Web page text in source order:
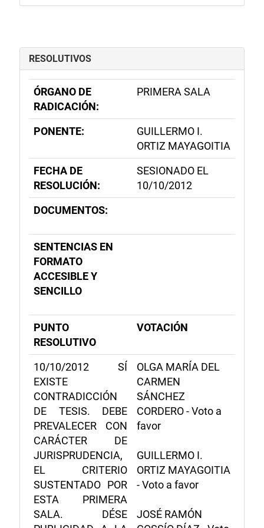
RESOLUTIVOS
ÓRGANO DE
RADICACIÓN:
PRIMERA SALA
PONENTE:
GUILLERMO I.
ORTIZ MAYAGOITIA
FECHA DE
RESOLUCIÓN:
SESIONADO EL
10/10/2012
DOCUMENTOS:
SENTENCIAS EN
FORMATO
ACCESIBLE Y
SENCILLO
PUNTO
RESOLUTIVO
VOTACIÓN
10/10/2012 SÍ
EXISTE
CONTRADICCIÓN
DE TESIS. DEBE
PREVALECER CON
CARÁCTER DE
JURISPRUDENCIA,
EL CRITERIO
SUSTENTADO POR
ESTA PRIMERA
SALA. DÉSE
OLGA MARÍA DEL
CARMEN
SÁNCHEZ
CORDERO - Voto a
favor
GUILLERMO I.
ORTIZ MAYAGOITIA
- Voto a favor
JOSÉ RAMÓN